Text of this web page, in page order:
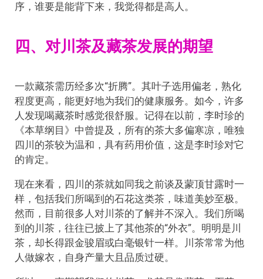
序，谁要是能背下来，我觉得都是高人。
四、对川茶及藏茶发展的期望
一款藏茶需历经多次“折腾”。其叶子选用偏老，熟化
程度更高，能更好地为我们的健康服务。如今，许多
人发现喝藏茶时感觉很舒服。记得在以前，李时珍的
《本草纲目》中曾提及，所有的茶大多偏寒凉，唯独
四川的茶较为温和，具有药用价值，这是李时珍对它
的肯定。
现在来看，四川的茶就如同我之前谈及蒙顶甘露时一
样，包括我们所喝到的石花这类茶，味道美妙至极。
然而，目前很多人对川茶的了解并不深入。我们所喝
到的川茶，往往已披上了其他茶的“外衣”。明明是川
茶，却长得跟金骏眉或白毫银针一样。川茶常常为他
人做嫁衣，自身产量大且品质过硬。